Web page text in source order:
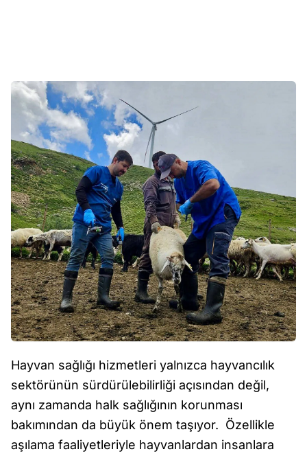
Hayvan sağlığı hizmetleri yalnızca hayvancılık
sektörünün sürdürülebilirliği açısından değil,
aynı zamanda halk sağlığının korunması
bakımından da büyük önem taşıyor. Özellikle
aşılama faaliyetleriyle hayvanlardan insanlara